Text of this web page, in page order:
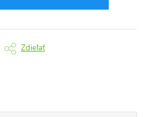
Zdieľať